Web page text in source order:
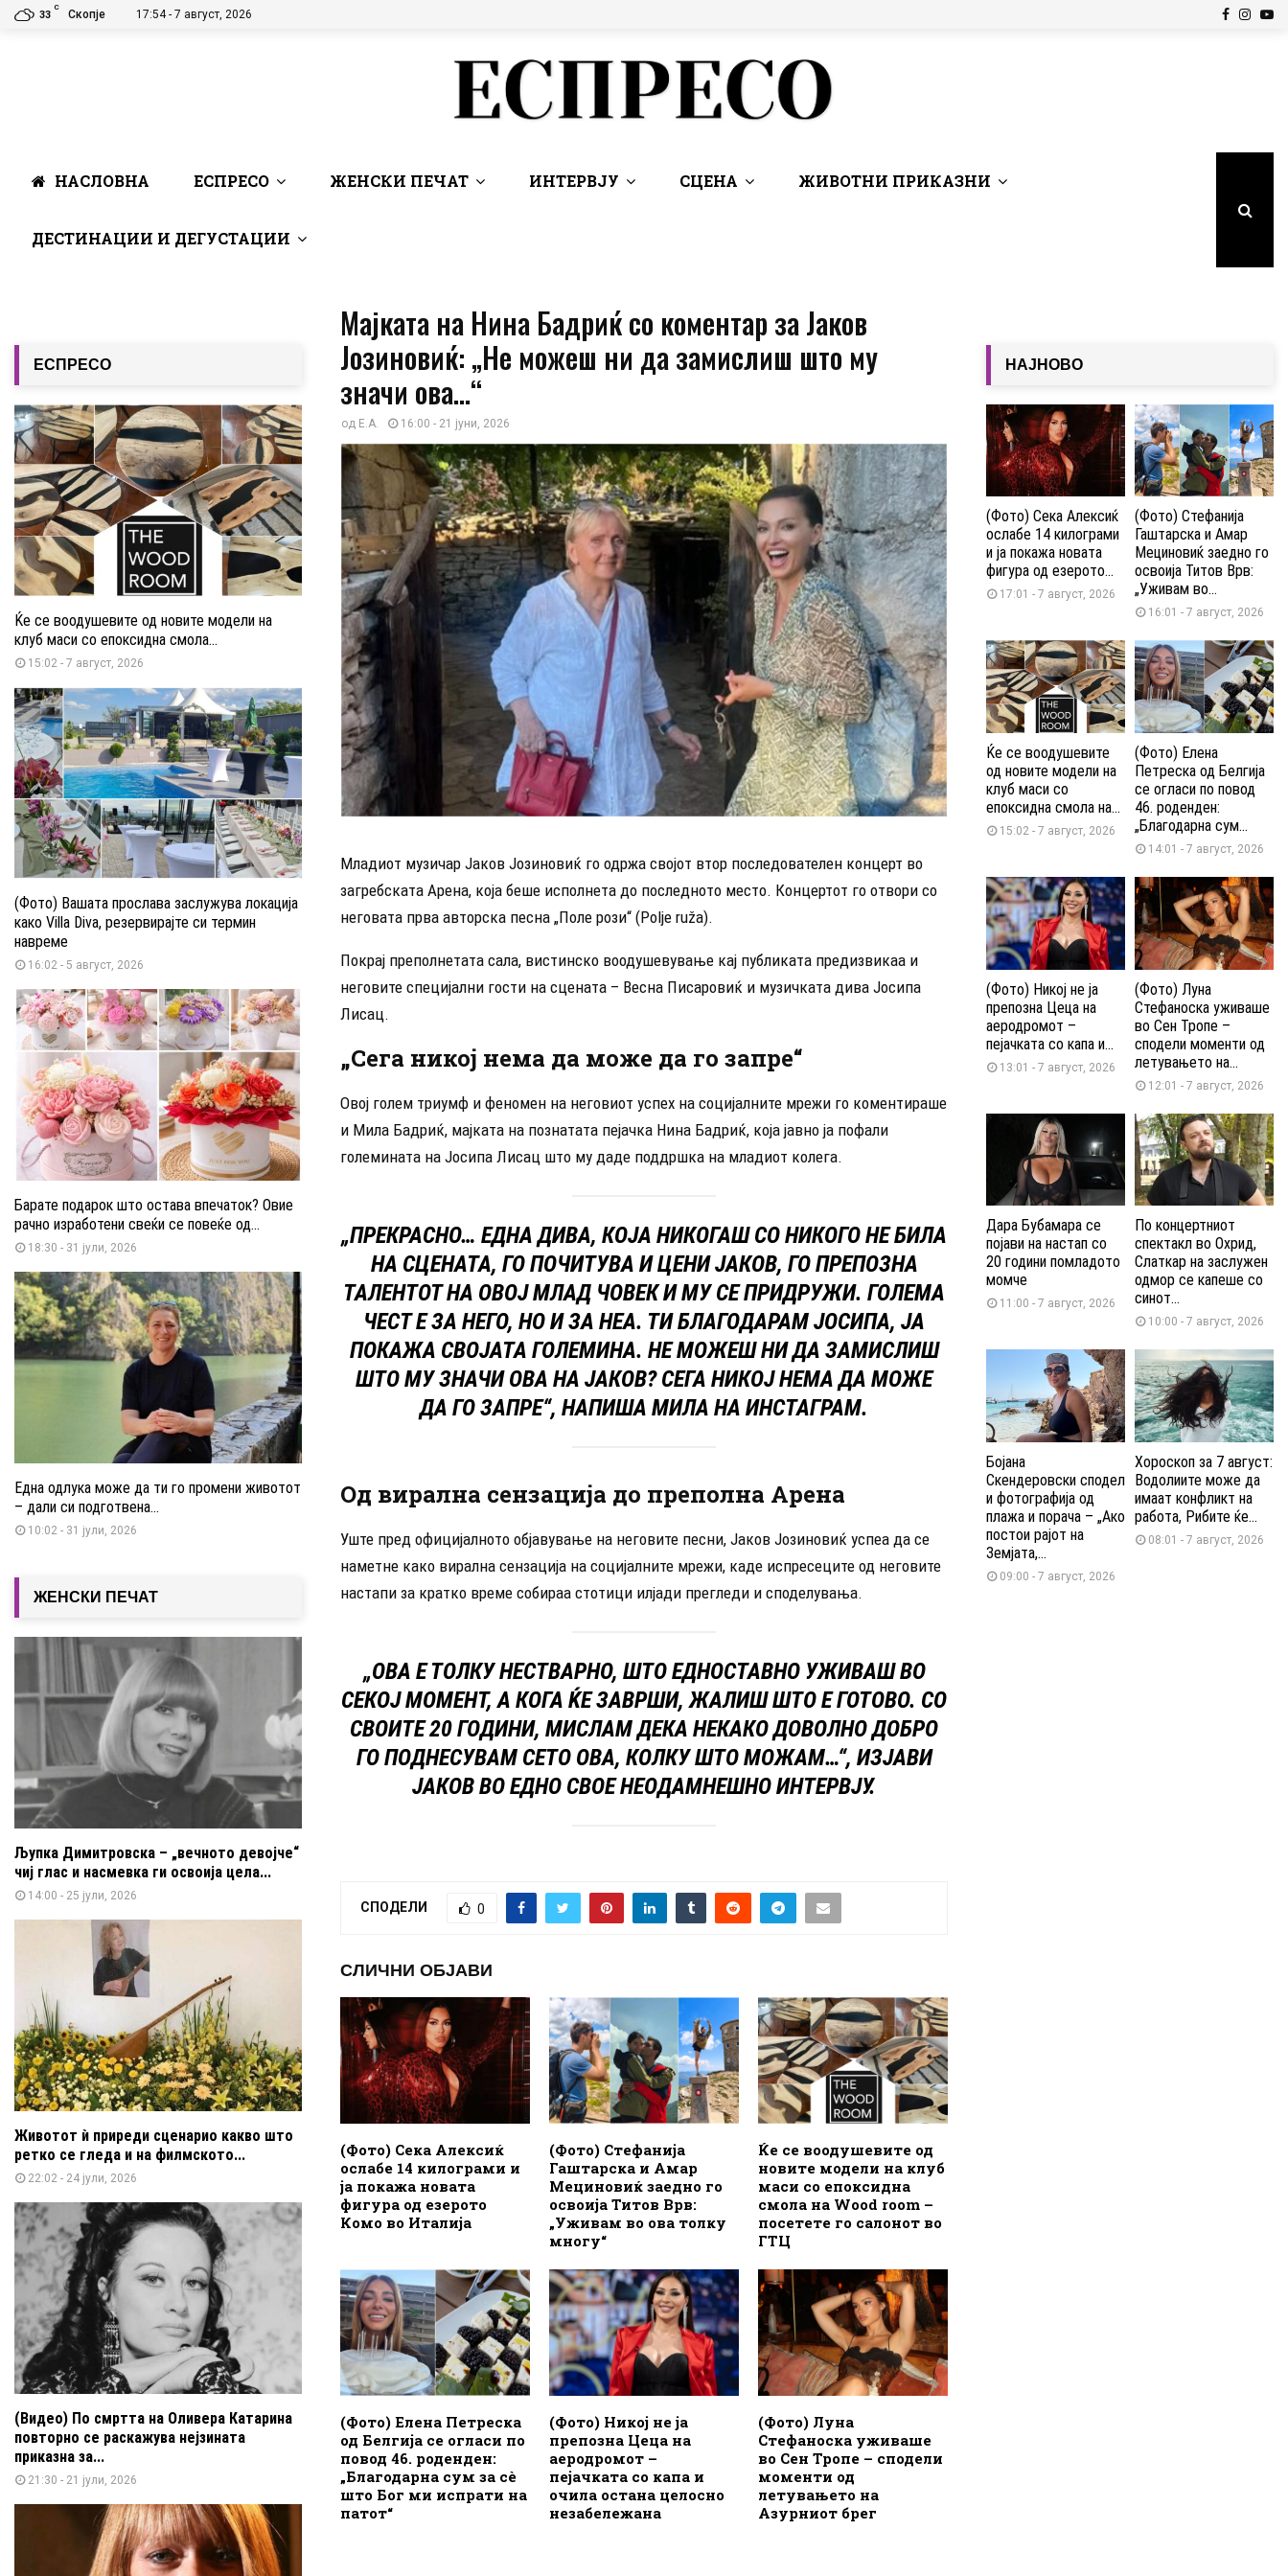
33
C
Скопје 17:54 - 7 август, 2026 Facebook
НАСЛОВНА ЕСПРЕСО ЖЕНСКИ ПЕЧАТ ИНТЕРВЈУ СЦЕНА ЖИВОТНИ ПРИКАЗНИ
ДЕСТИНАЦИИ И ДЕГУСТАЦИИ
Мајката на Нина Бадриќ со коментар за Јаков
Јозиновиќ: „Не можеш ни да замислиш што му
значи ова…“
од E.A. 16:00 - 21 јуни, 2026
Младиот музичар Јаков Јозиновиќ го одржа својот втор последователен концерт во
загребската Арена, која беше исполнета до последното место. Концертот го отвори со
неговата прва авторска песна „Поле рози“ (Polje ruža).
Покрај преполнетата сала, вистинско воодушевување кај публиката предизвикаа и
неговите специјални гости на сцената – Весна Писаровиќ и музичката дива Јосипа
Лисац.
„Сега никој нема да може да го запре“
Овој голем триумф и феномен на неговиот успех на социјалните мрежи го коментираше
и Мила Бадриќ, мајката на познатата пејачка Нина Бадриќ, која јавно ја пофали
големината на Јосипа Лисац што му даде поддршка на младиот колега.
„ПРЕКРАСНО… ЕДНА ДИВА, КОЈА НИКОГАШ СО НИКОГО НЕ БИЛА
НА СЦЕНАТА, ГО ПОЧИТУВА И ЦЕНИ ЈАКОВ, ГО ПРЕПОЗНА
ТАЛЕНТОТ НА ОВОЈ МЛАД ЧОВЕК И МУ СЕ ПРИДРУЖИ. ГОЛЕМА
ЧЕСТ Е ЗА НЕГО, НО И ЗА НЕА. ТИ БЛАГОДАРАМ ЈОСИПА, ЈА
ПОКАЖА СВОЈАТА ГОЛЕМИНА. НЕ МОЖЕШ НИ ДА ЗАМИСЛИШ
ШТО МУ ЗНАЧИ ОВА НА ЈАКОВ? СЕГА НИКОЈ НЕМА ДА МОЖЕ
ДА ГО ЗАПРЕ“, НАПИША МИЛА НА ИНСТАГРАМ.
Од вирална сензација до преполна Арена
Уште пред официјалното објавување на неговите песни, Јаков Јозиновиќ успеа да се
наметне како вирална сензација на социјалните мрежи, каде испресеците од неговите
настапи за кратко време собираа стотици илјади прегледи и споделувања.
„ОВА Е ТОЛКУ НЕСТВАРНО, ШТО ЕДНОСТАВНО УЖИВАШ ВО
СЕКОЈ МОМЕНТ, А КОГА ЌЕ ЗАВРШИ, ЖАЛИШ ШТО Е ГОТОВО. СО
СВОИТЕ 20 ГОДИНИ, МИСЛАМ ДЕКА НЕКАКО ДОВОЛНО ДОБРО
ГО ПОДНЕСУВАМ СЕТО ОВА, КОЛКУ ШТО МОЖАМ…“, ИЗЈАВИ
ЈАКОВ ВО ЕДНО СВОЕ НЕОДАМНЕШНО ИНТЕРВЈУ.
СПОДЕЛИ 0
СЛИЧНИ ОБЈАВИ
(Фото) Сека Алексиќ
ослабе 14 килограми и
ја покажа новата
фигура од езерото
Комо во Италија
(Фото) Стефанија
Гаштарска и Амар
Мециновиќ заедно го
освоија Титов Врв:
„Уживам во ова толку
многу“
Ќе се воодушевите од
новите модели на клуб
маси со епоксидна
смола на Wood room –
посетете го салонот во
ГТЦ
(Фото) Елена Петреска
од Белгија се огласи по
повод 46. роденден:
„Благодарна сум за сè
што Бог ми испрати на
патот“
(Фото) Никој не ја
препозна Цеца на
аеродромот –
пејачката со капа и
очила остана целосно
незабележана
(Фото) Луна
Стефаноска уживаше
во Сен Тропе – сподели
моменти од
летувањето на
Азурниот брег
ЕСПРЕСО
Ќе се воодушевите од новите модели на
клуб маси со епоксидна смола...
15:02 - 7 август, 2026
(Фото) Вашата прослава заслужува локација
како Villa Diva, резервирајте си термин
навреме
16:02 - 5 август, 2026
Барате подарок што остава впечаток? Овие
рачно изработени свеќи се повеќе од...
18:30 - 31 јули, 2026
Една одлука може да ти го промени животот
– дали си подготвена...
10:02 - 31 јули, 2026
ЖЕНСКИ ПЕЧАТ
Љупка Димитровска – „вечното девојче“
чиј глас и насмевка ги освоија цела...
14:00 - 25 јули, 2026
Животот ѝ приреди сценарио какво што
ретко се гледа и на филмското...
22:02 - 24 јули, 2026
(Видео) По смртта на Оливера Катарина
повторно се раскажува нејзината
приказна за...
21:30 - 21 јули, 2026
НАЈНОВО
(Фото) Сека Алексиќ
ослабе 14 килограми
и ја покажа новата
фигура од езерото...
17:01 - 7 август, 2026
(Фото) Стефанија
Гаштарска и Амар
Мециновиќ заедно го
освоија Титов Врв:
„Уживам во...
16:01 - 7 август, 2026
Ќе се воодушевите
од новите модели на
клуб маси со
епоксидна смола на...
15:02 - 7 август, 2026
(Фото) Елена
Петреска од Белгија
се огласи по повод
46. роденден:
„Благодарна сум...
14:01 - 7 август, 2026
(Фото) Никој не ја
препозна Цеца на
аеродромот –
пејачката со капа и...
13:01 - 7 август, 2026
(Фото) Луна
Стефаноска уживаше
во Сен Тропе –
сподели моменти од
летувањето на...
12:01 - 7 август, 2026
Дара Бубамара се
појави на настап со
20 години помладото
момче
11:00 - 7 август, 2026
По концертниот
спектакл во Охрид,
Слаткар на заслужен
одмор се капеше со
синот...
10:00 - 7 август, 2026
Бојана
Скендеровски сподел
и фотографија од
плажа и порача – „Ако
постои рајот на
Земјата,...
09:00 - 7 август, 2026
Хороскоп за 7 август:
Водолиите може да
имаат конфликт на
работа, Рибите ќе...
08:01 - 7 август, 2026